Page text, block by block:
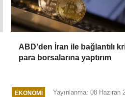
ABD'den İran ile bağlantılı
para borsalarına yaptırım
EKONOMI Yayınlanma: 08 Haziran